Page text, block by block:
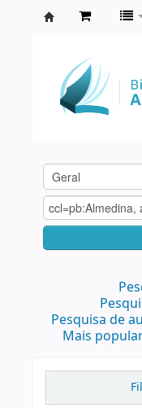
Agamenon
Magalhães
Pesquisa de
Mais